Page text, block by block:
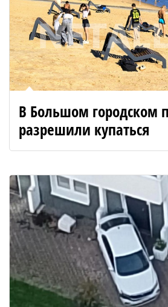
В Большом городском
разрешили купаться